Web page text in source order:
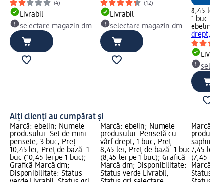
(4)
Livrabil
selectare magazin dm
(12)
Livrabil
selectare magazin dm
8,45 lei
1 buc
ebelin
drept, 1
Alți clienți au cumpărat și
Marcă: ebelin; Numele
produsului: Set de mini
pensete, 3 buc; Preț:
10,45 lei; Preț de bază: 1
buc (10,45 lei pe 1 buc);
Grafică Marcă dm;
Disponibilitate: Status
Marcă: ebelin; Numele
produsului: Pensetă cu
vârf drept, 1 buc; Preț:
8,45 lei; Preț de bază: 1 buc
(8,45 lei pe 1 buc); Grafică
Marcă dm; Disponibilitate:
Status verde Livrabil,
Marcă:
saphir
7,45 lei;
(7,45 lei
Marcă
Status